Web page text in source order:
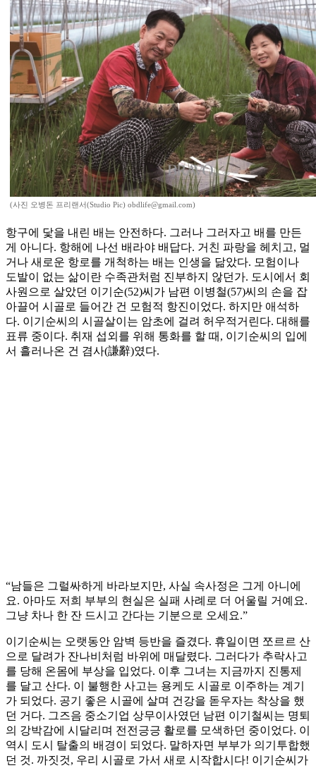
(사진 오병돈 프리랜서(Studio Pic) obdlife@gmail.com)
항구에 닻을 내린 배는 안전하다. 그러나 그러자고 배를 만든
게 아니다. 항해에 나선 배라야 배답다. 거친 파랑을 헤치고, 멀
거나 새로운 항로를 개척하는 배는 인생을 닮았다. 모험이나
도발이 없는 삶이란 수족관처럼 진부하지 않던가. 도시에서 회
사원으로 살았던 이기순(52)씨가 남편 이병철(57)씨의 손을 잡
아끌어 시골로 들어간 건 모험적 항진이었다. 하지만 애석하
다. 이기순씨의 시골살이는 암초에 걸려 허우적거린다. 대해를
표류 중이다. 취재 섭외를 위해 통화를 할 때, 이기순씨의 입에
서 흘러나온 건 겸사(謙辭)였다.
“남들은 그럴싸하게 바라보지만, 사실 속사정은 그게 아니에
요. 아마도 저희 부부의 현실은 실패 사례로 더 어울릴 거예요.
그냥 차나 한 잔 드시고 간다는 기분으로 오세요.”
이기순씨는 오랫동안 암벽 등반을 즐겼다. 휴일이면 쪼르르 산
으로 달려가 잔나비처럼 바위에 매달렸다. 그러다가 추락사고
를 당해 온몸에 부상을 입었다. 이후 그녀는 지금까지 진통제
를 달고 산다. 이 불행한 사고는 용케도 시골로 이주하는 계기
가 되었다. 공기 좋은 시골에 살며 건강을 돋우자는 착상을 했
던 거다. 그즈음 중소기업 상무이사였던 남편 이기철씨는 명퇴
의 강박감에 시달리며 전전긍긍 활로를 모색하던 중이었다. 이
역시 도시 탈출의 배경이 되었다. 말하자면 부부가 의기투합했
던 것. 까짓것, 우리 시골로 가서 새로 시작합시다! 이기순씨가